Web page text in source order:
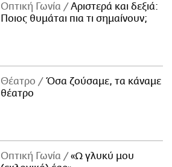
Οπτική Γωνία
Αριστερά και δεξιά:
Ποιος θυμάται πια τι σημαίνουν;
Θέατρο
Όσα ζούσαμε, τα κάναμε
θέατρο
Οπτική Γωνία
«Ω γλυκύ μου